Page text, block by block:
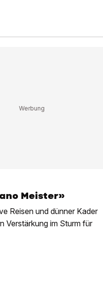
Meister»
Reisen und dünner Kader
Verstärkung im Sturm für